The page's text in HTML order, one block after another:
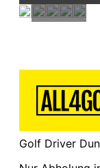
Golf Driver